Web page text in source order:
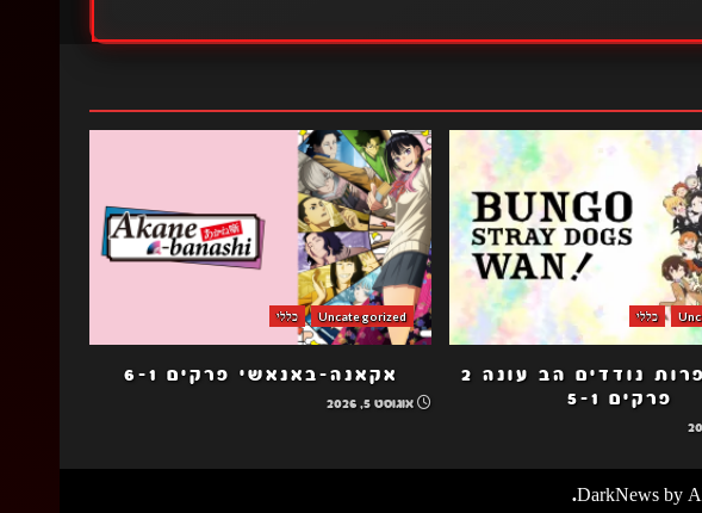
כללי
כלבי ספרות נודדים הב עונה 2
פרקים 5-1
Uncategorized כללי
אקאנה-באנאשי פרקים 6-1
אוגוסט 5, 2026
DarkNewsby